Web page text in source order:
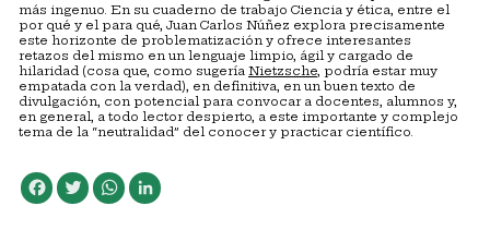
más ingenuo. En su cuaderno de trabajo Ciencia y ética, entre el
por qué y el para qué, Juan Carlos Núñez explora precisamente
este horizonte de problematización y ofrece interesantes
retazos del mismo en un lenguaje limpio, ágil y cargado de
hilaridad (cosa que, como sugería Nietzsche, podría estar muy
empatada con la verdad), en definitiva, en un buen texto de
divulgación, con potencial para convocar a docentes, alumnos y,
en general, a todo lector despierto, a este importante y complejo
tema de la “neutralidad” del conocer y practicar científico.
Facebook
TwitterWhatsApp